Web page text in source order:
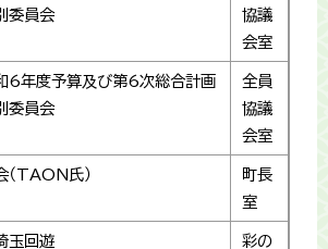
委員会
協議
会室
6年度予算及び第6次総合計画
委員会
全員
協議
会室
（TAON氏）
町長
室
玉回遊
彩の